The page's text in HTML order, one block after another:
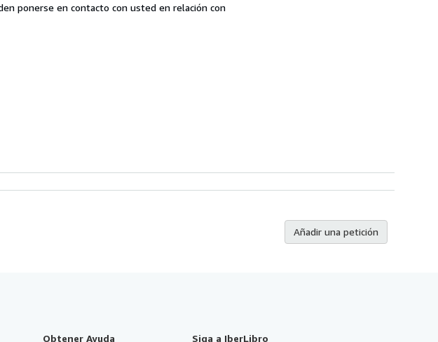
ponerse en contacto con usted en relación con
Añadir una petición
Obtener Ayuda Siga a IberLibro